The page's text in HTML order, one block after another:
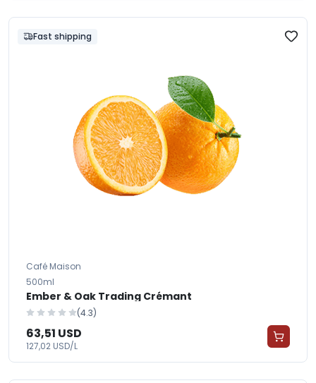
Fast shipping
Café Maison
500ml
Ember & Oak Trading Crémant
(4.3)
63,51 USD
127,02 USD/L